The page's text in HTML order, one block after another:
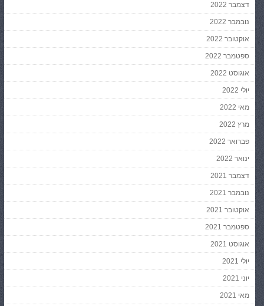
דצמבר 2022
נובמבר 2022
אוקטובר 2022
ספטמבר 2022
אוגוסט 2022
יולי 2022
מאי 2022
מרץ 2022
פברואר 2022
ינואר 2022
דצמבר 2021
נובמבר 2021
אוקטובר 2021
ספטמבר 2021
אוגוסט 2021
יולי 2021
יוני 2021
מאי 2021